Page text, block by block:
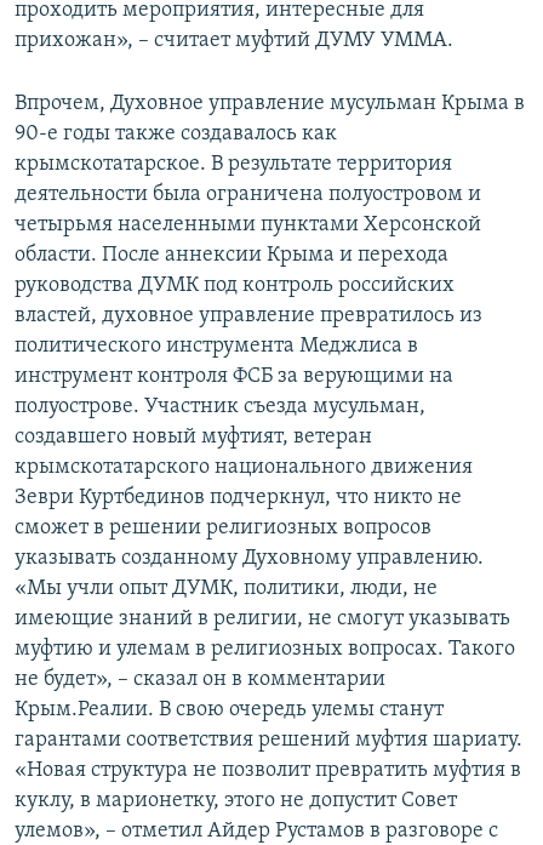
проходить мероприятия, интересные для
прихожан», – считает муфтий ДУМУ УММА.
Впрочем, Духовное управление мусульман Крыма в
90-е годы также создавалось как
крымскотатарское. В результате территория
деятельности была ограничена полуостровом и
четырьмя населенными пунктами Херсонской
области. После аннексии Крыма и перехода
руководства ДУМК под контроль российских
властей, духовное управление превратилось из
политического инструмента Меджлиса в
инструмент контроля ФСБ за верующими на
полуострове. Участник съезда мусульман,
создавшего новый муфтият, ветеран
крымскотатарского национального движения
Зеври Куртбединов подчеркнул, что никто не
сможет в решении религиозных вопросов
указывать созданному Духовному управлению.
«Мы учли опыт ДУМК, политики, люди, не
имеющие знаний в религии, не смогут указывать
муфтию и улемам в религиозных вопросах. Такого
не будет», – сказал он в комментарии
Крым.Реалии. В свою очередь улемы станут
гарантами соответствия решений муфтия шариату.
«Новая структура не позволит превратить муфтия в
куклу, в марионетку, этого не допустит Совет
улемов», – отметил Айдер Рустамов в разговоре с